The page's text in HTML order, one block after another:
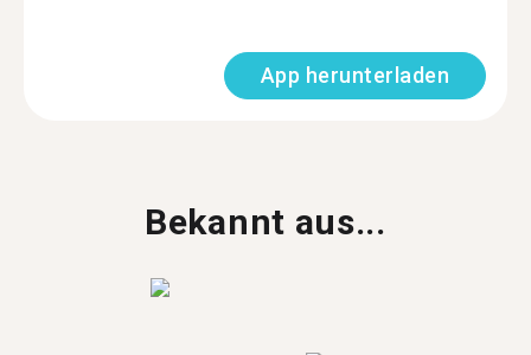
App herunterladen
Bekannt aus...